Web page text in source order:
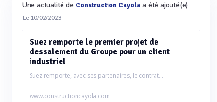
Une actualité de Construction Cayola a été ajouté(e)
Le 10/02/2023
Suez remporte le premier projet de
dessalement du Groupe pour un client
industriel
Suez remporte, avec ses partenaires, le contrat...
www.constructioncayola.com